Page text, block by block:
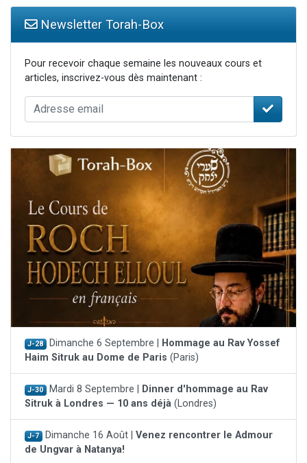
Newsletter Torah-Box
Pour recevoir chaque semaine les nouveaux cours et
articles, inscrivez-vous dès maintenant :
J-28 Dimanche 6 Septembre |
Hommage au Rav Yossef
Haim Sitruk au Dome de Paris (Paris)
J-30 Mardi 8 Septembre |
Dinner d'hommage au Rav
Sitruk à Londres — 10 ans déjà (Londres)
J-7 Dimanche 16 Août | Venez rencontrer le Admour
de Ungvar à Natanya!